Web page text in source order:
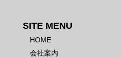
SITE MENU
HOME
会社案内